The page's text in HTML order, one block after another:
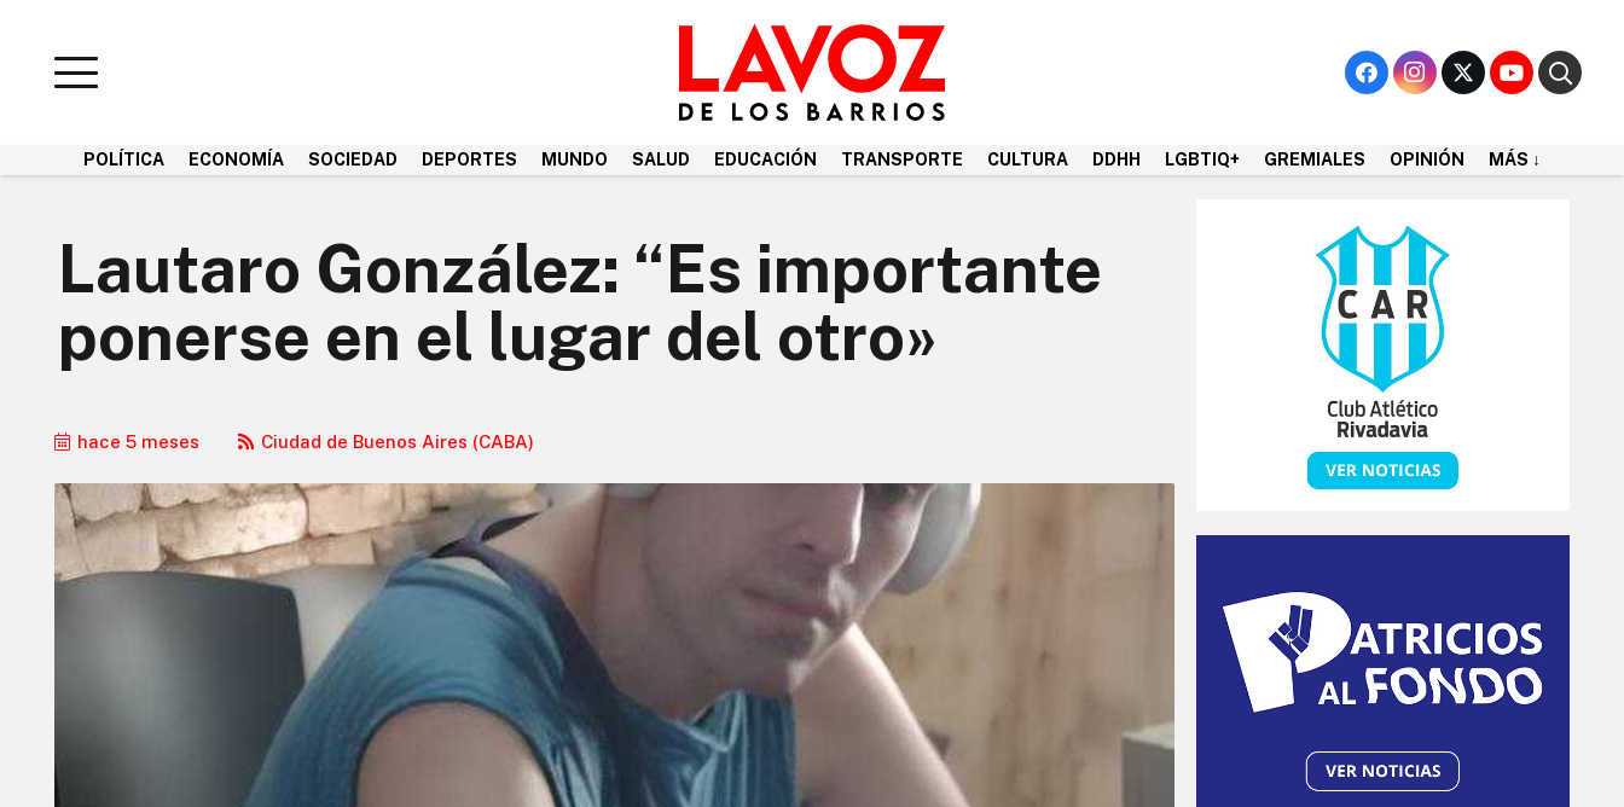
POLÍTICA ECONOMÍA SOCIEDAD DEPORTES MUNDO SALUD EDUCACIÓN TRANSPORTE CULTURA DDHH LGBTIQ+ GREMIALES OPINIÓN MÁS ↓
Lautaro González: “Es importante
ponerse en el lugar del otro»
hace 5 meses Ciudad de Buenos Aires (CABA)